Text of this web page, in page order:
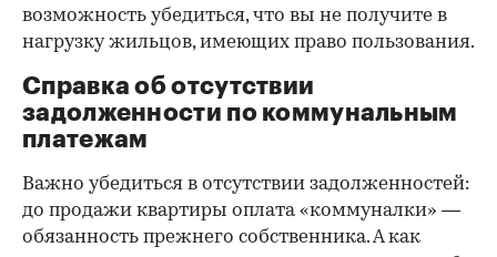
возможность убедиться, что вы не получите в
нагрузку жильцов, имеющих право пользования.
Справка об отсутствии
задолженности по коммунальным
платежам
Важно убедиться в отсутствии задолженностей:
до продажи квартиры оплата «коммуналки» —
обязанность прежнего собственника. А как